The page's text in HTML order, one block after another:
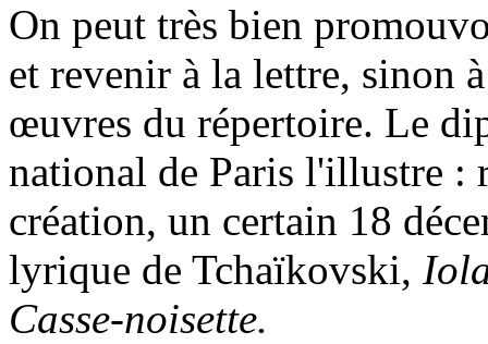
On peut très bien
et revenir à la lettre, sinon
œuvres du répertoire. Le
national de Paris l'illustre :
création, un certain 18
lyrique de Tchaïkovski,
Casse-noisette.